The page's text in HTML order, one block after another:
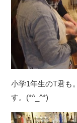
小学1年生のT君も
す。(*^_^*)